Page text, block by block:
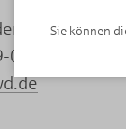
0
Sie können